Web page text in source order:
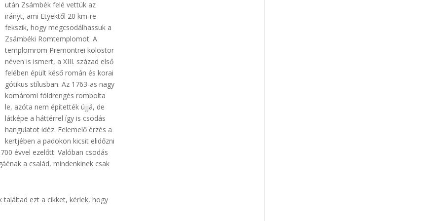
után Zsámbék felé vettük az
irányt, ami Etyektől 20 km-re
fekszik, hogy megcsodálhassuk a
Zsámbéki Romtemplomot. A
templomrom Premontrei kolostor
néven is ismert, a XIII. század első
felében épült késő román és korai
gótikus stílusban. Az 1763-as nagy
komáromi földrengés rombolta
le, azóta nem építették újjá, de
látképe a háttérrel így is csodás
hangulatot idéz. Felemelő érzés a
kertjében a padokon kicsit elidőzni
évvel ezelőtt. Valóban csodás
a család, mindenkinek csak
ezt a cikket, kérlek, hogy